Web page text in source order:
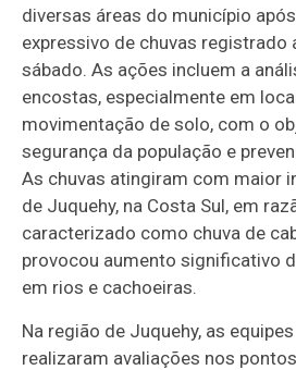
diversas áreas do município
expressivo de chuvas registrado
sábado. As ações incluem a
encostas, especialmente em
movimentação de solo, com o
segurança da população e
As chuvas atingiram com maior
de Juquehy, na Costa Sul, em
caracterizado como chuva de
provocou aumento significativo
em rios e cachoeiras.
Na região de Juquehy, as
realizaram avaliações nos